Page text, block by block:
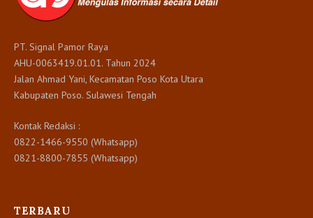
PT. Signal Pamor Raya
AHU-0063419.01.01. Tahun 2024
Jalan Ahmad Yani, Kecamatan Poso Kota Utara
Kabupaten Poso. Sulawesi Tengah
Kontak Redaksi :
0822-1466-9550 (Whatsapp)
0821-8800-7855 (Whatsapp)
TERBARU